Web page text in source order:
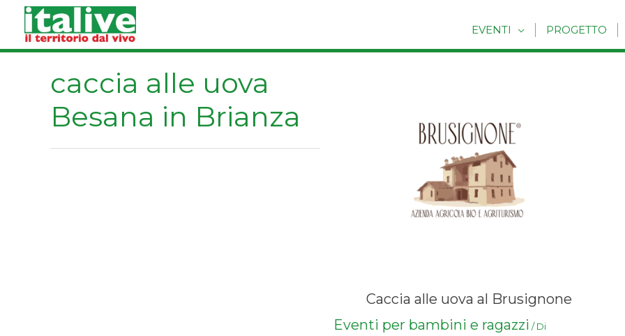
contenuto
EVENTI PROGETTO
caccia alle uova
Besana in Brianza
Caccia alle uova al Brusignone
Eventi per bambini e ragazzi / Di